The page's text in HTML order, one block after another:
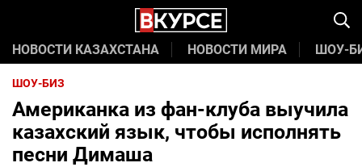
НОВОСТИ КАЗАХСТАНА НОВОСТИ МИРА ШОУ-
ШОУ-БИЗ
Американка из фан-клуба выучила
казахский язык, чтобы исполнять
песни Димаша